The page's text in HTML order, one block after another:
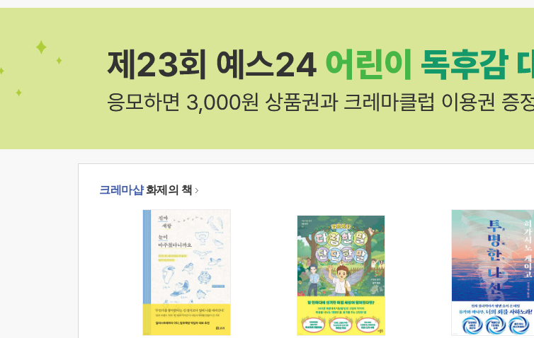
크레마샵화제의 책